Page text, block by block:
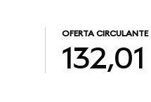
OFERTA CIRCULANTE
132,01